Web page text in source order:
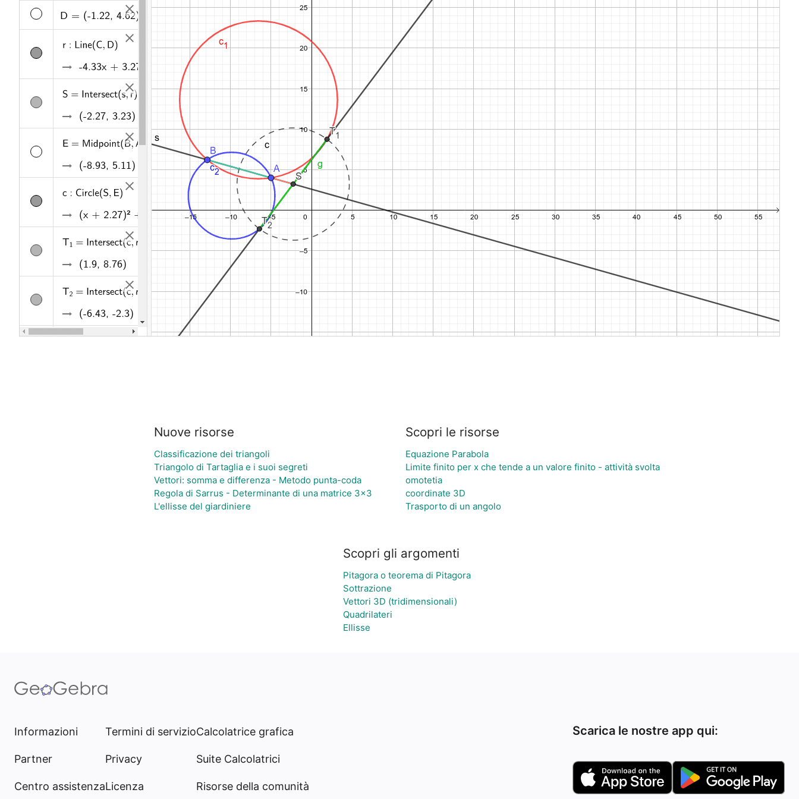
Nuove risorse
Classificazione dei triangoli
Triangolo di Tartaglia e i suoi segreti
Vettori: somma e differenza - Metodo punta-coda
Regola di Sarrus - Determinante di una matrice 3×3
L'ellisse del giardiniere
Scopri le risorse
Equazione Parabola
Limite finito per x che tende a un valore finito - attività svolta
omotetia
coordinate 3D
Trasporto di un angolo
Scopri gli argomenti
Pitagora o teorema di Pitagora
Sottrazione
Vettori 3D (tridimensionali)
Quadrilateri
Ellisse
Informazioni
Partner
Centro assistenza
Termini di servizio
Privacy
Licenza
Calcolatrice grafica
Suite Calcolatrici
Risorse della comunità
Scarica le nostre app qui: